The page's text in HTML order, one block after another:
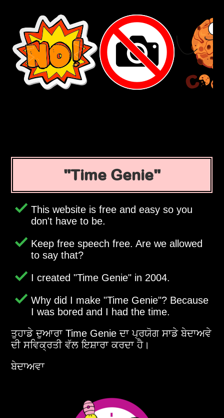
Time Genie
This website is free and easy so you
don't have to be.
Keep free speech free. Are we allowed
to say that?
I created Time Genie in 2004.
Why did I make Time Genie ? Because
I was bored and I had the time.
ਤੁਹਾਡੇ ਦੁਆਰਾ Time Genie ਦਾ ਪ੍ਰਯੋਗ ਸਾਡੇ ਬੇਦਾਅਵੇ
ਦੀ ਸਵਿਕ੍ਰਤੀ ਵੱਲ ਇਸ਼ਾਰਾ ਕਰਦਾ ਹੈ।
ਬੇਦਾਅਵਾ